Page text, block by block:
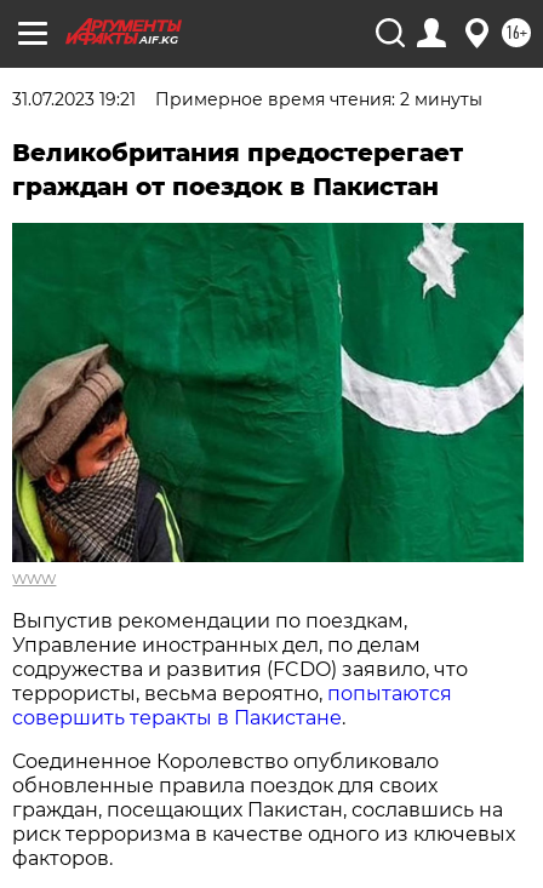
AIF.KG 16+
31.07.2023 19:21 Примерное время чтения: 2 минуты
Великобритания предостерегает
граждан от поездок в Пакистан
www
Выпустив рекомендации по поездкам,
Управление иностранных дел, по делам
содружества и развития (FCDO) заявило, что
террористы, весьма вероятно, попытаются
совершить теракты в Пакистане.
Соединенное Королевство опубликовало
обновленные правила поездок для своих
граждан, посещающих Пакистан, сославшись на
риск терроризма в качестве одного из ключевых
факторов.